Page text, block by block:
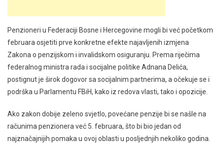
Penzioneri u Federaciji Bosne i Hercegovine mogli bi već početkom
februara osjetiti prve konkretne efekte najavljenih izmjena
Zakona o penzijskom i invalidskom osiguranju. Prema riječima
federalnog ministra rada i socijalne politike Adnana Delića,
postignut je širok dogovor sa socijalnim partnerima, a očekuje se i
podrška u Parlamentu FBiH, kako iz redova vlasti, tako i opozicije.
Ako zakon dobije zeleno svjetlo, povećane penzije bi se našle na
računima penzionera već 5. februara, što bi bio jedan od
najznačajnijih pomaka u ovoj oblasti u posljednjih nekoliko godina.